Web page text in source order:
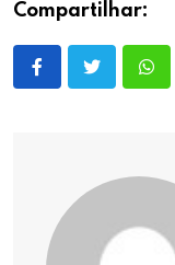
Compartilhar: